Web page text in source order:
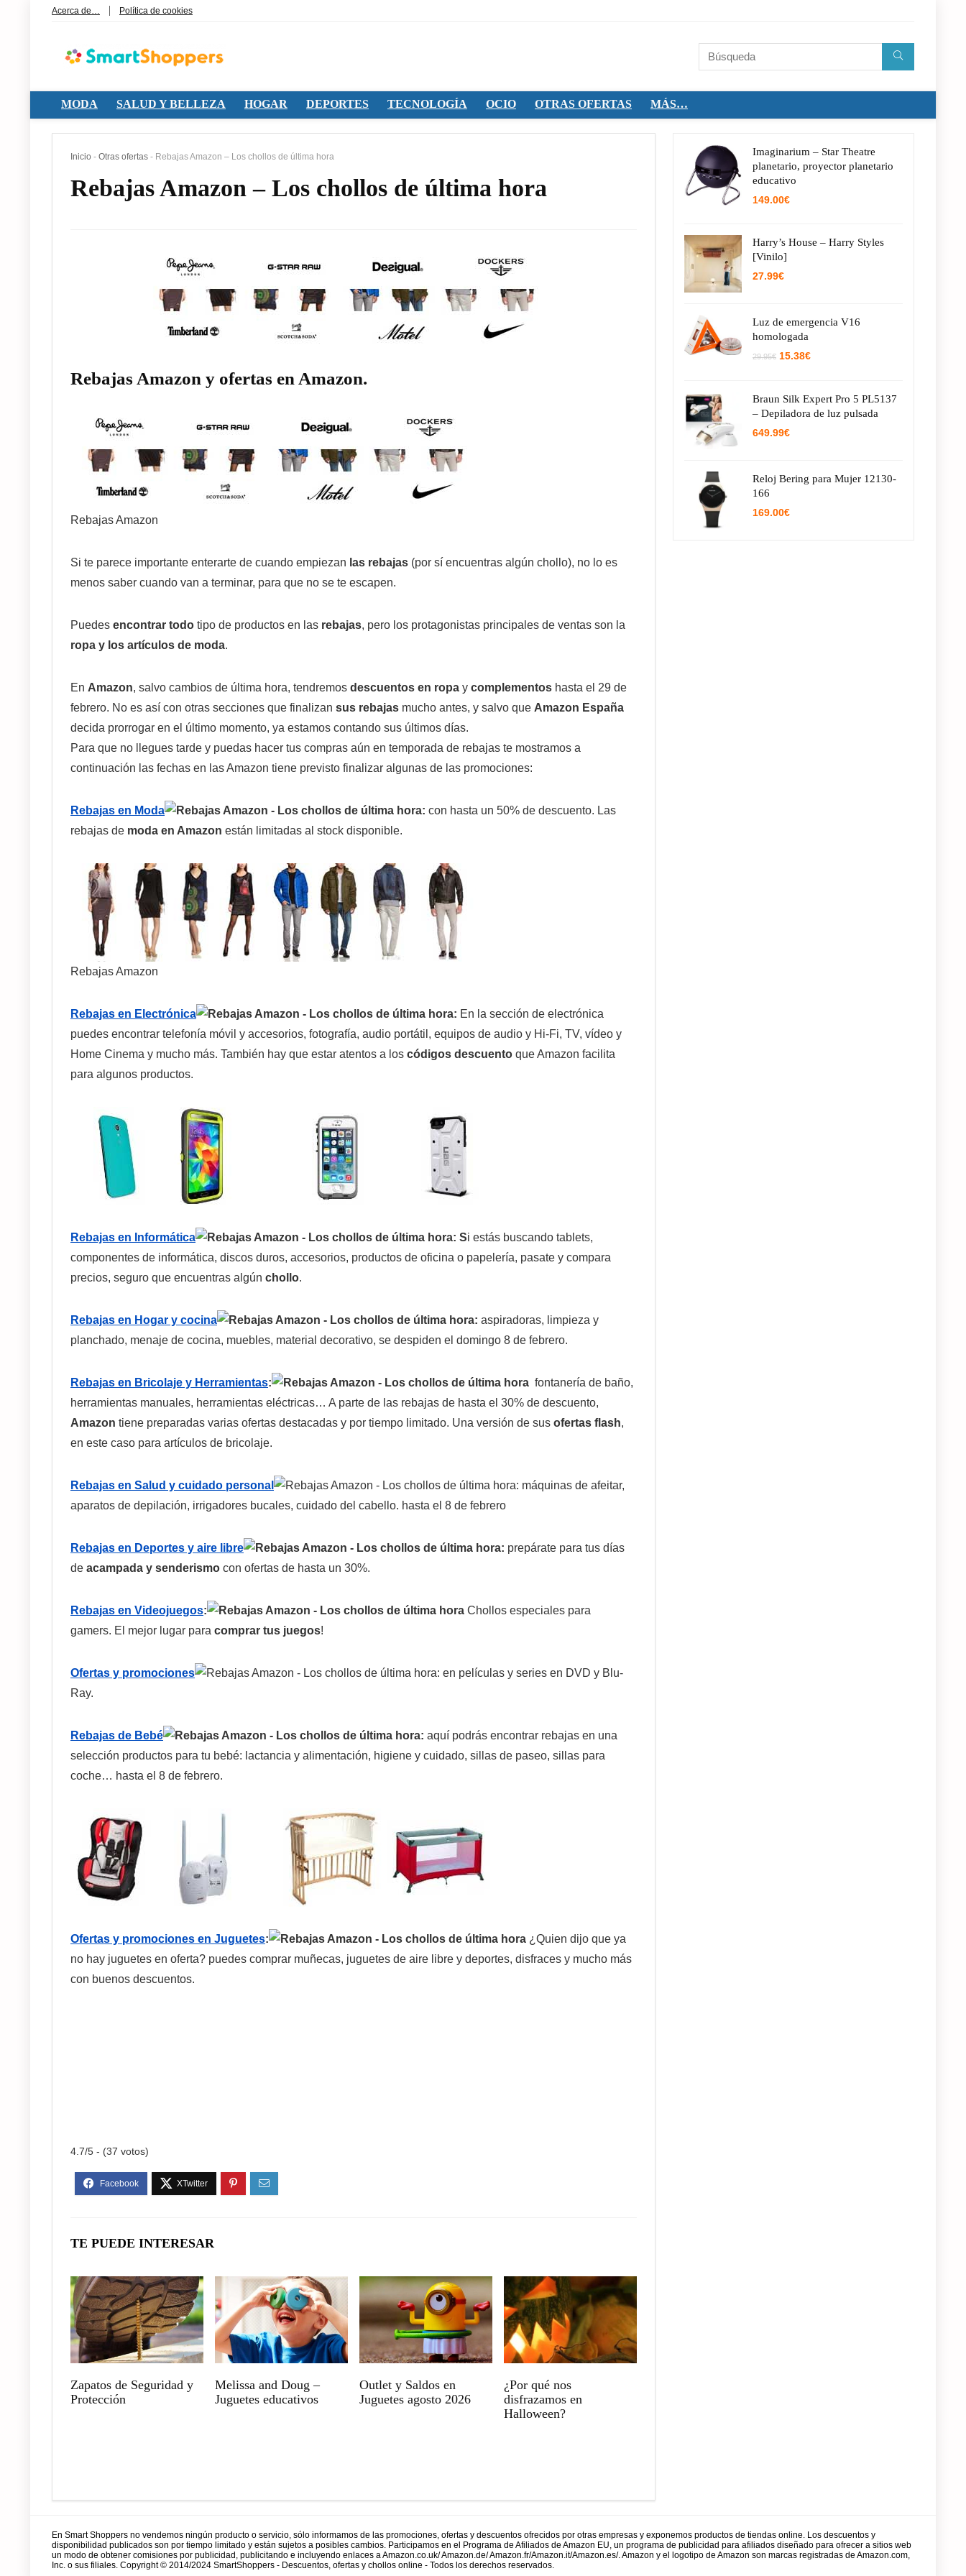
Acerca de… Política de cookies
MODA SALUD Y BELLEZA HOGAR DEPORTES TECNOLOGÍA OCIO OTRAS OFERTAS MÁS…
Inicio - Otras ofertas - Rebajas Amazon – Los chollos de última hora
Rebajas Amazon – Los chollos de última hora
Rebajas Amazon y ofertas en Amazon.
Rebajas Amazon
Si te parece importante enterarte de cuando empiezan las rebajas (por sí encuentras algún chollo), no lo es
menos saber cuando van a terminar, para que no se te escapen.
Puedes encontrar todo tipo de productos en las rebajas, pero los protagonistas principales de ventas son la
ropa y los artículos de moda.
En Amazon, salvo cambios de última hora, tendremos descuentos en ropa y complementos hasta el 29 de
febrero. No es así con otras secciones que finalizan sus rebajas mucho antes, y salvo que Amazon España
decida prorrogar en el último momento, ya estamos contando sus últimos días.
Para que no llegues tarde y puedas hacer tus compras aún en temporada de rebajas te mostramos a
continuación las fechas en las Amazon tiene previsto finalizar algunas de las promociones:
Rebajas en Moda : con hasta un 50% de descuento. Las
rebajas de moda en Amazon están limitadas al stock disponible.
Rebajas Amazon
Rebajas en Electrónica : En la sección de electrónica
puedes encontrar telefonía móvil y accesorios, fotografía, audio portátil, equipos de audio y Hi-Fi, TV, vídeo y
Home Cinema y mucho más. También hay que estar atentos a los códigos descuento que Amazon facilita
para algunos productos.
Rebajas en Informática : Si estás buscando tablets,
componentes de informática, discos duros, accesorios, productos de oficina o papelería, pasate y compara
precios, seguro que encuentras algún chollo.
Rebajas en Hogar y cocina : aspiradoras, limpieza y
planchado, menaje de cocina, muebles, material decorativo, se despiden el domingo 8 de febrero.
Rebajas en Bricolaje y Herramientas:
fontanería de baño,
herramientas manuales, herramientas eléctricas… A parte de las rebajas de hasta el 30% de descuento,
Amazon tiene preparadas varias ofertas destacadas y por tiempo limitado. Una versión de sus ofertas flash,
en este caso para artículos de bricolaje.
Rebajas en Salud y cuidado personal
: máquinas de afeitar,
aparatos de depilación, irrigadores bucales, cuidado del cabello. hasta el 8 de febrero
Rebajas en Deportes y aire libre : prepárate para tus días
de acampada y senderismo con ofertas de hasta un 30%.
Rebajas en Videojuegos:
Chollos especiales para
gamers. El mejor lugar para comprar tus juegos!
Ofertas y promociones
: en películas y series en DVD y Blu-
Ray.
Rebajas de Bebé : aquí podrás encontrar rebajas en una
selección productos para tu bebé: lactancia y alimentación, higiene y cuidado, sillas de paseo, sillas para
coche… hasta el 8 de febrero.
Ofertas y promociones en Juguetes:
¿Quien dijo que ya
no hay juguetes en oferta? puedes comprar muñecas, juguetes de aire libre y deportes, disfraces y mucho más
con buenos descuentos.
4.7/5 - (37 votos)
TE PUEDE INTERESAR
Zapatos de Seguridad y
Protección
Melissa and Doug –
Juguetes educativos
Outlet y Saldos en
Juguetes agosto 2026
¿Por qué nos
disfrazamos en
Halloween?
Imaginarium – Star Theatre
planetario, proyector planetario
educativo
149.00€
Harry’s House – Harry Styles
[Vinilo]
27.99€
Luz de emergencia V16
homologada
29.95€ El
29.95€.
15.38€El
15.38€.
Braun Silk Expert Pro 5 PL5137
– Depiladora de luz pulsada
649.99€
Reloj Bering para Mujer 12130-
166
169.00€
En Smart Shoppers no vendemos ningún producto o servicio, sólo informamos de las promociones, ofertas y descuentos ofrecidos por otras empresas y exponemos productos de tiendas online. Los descuentos y
disponibilidad publicados son por tiempo limitado y están sujetos a posibles cambios. Participamos en el Programa de Afiliados de Amazon EU, un programa de publicidad para afiliados diseñado para ofrecer a sitios web
un modo de obtener comisiones por publicidad, publicitando e incluyendo enlaces a Amazon.co.uk/ Amazon.de/ Amazon.fr/Amazon.it/Amazon.es/. Amazon y el logotipo de Amazon son marcas registradas de Amazon.com,
Inc. o sus filiales. Copyright © 2014/2024 SmartShoppers - Descuentos, ofertas y chollos online - Todos los derechos reservados.